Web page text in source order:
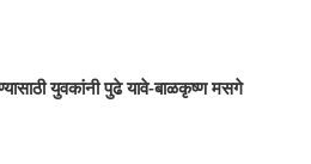
युवकांनी पुढे यावे-बाळकृष्ण मसगे